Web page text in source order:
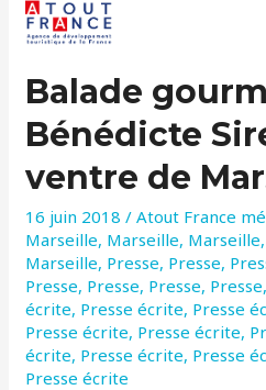
Balade
Bénédicte
ventre de
16 juin 2018 /Atout France
Marseille, Marseille, Marseille,
Marseille, Presse, Presse,
Presse, Presse, Presse, Presse,
écrite, Presse écrite, Presse
Presse écrite, Presse écrite,
écrite, Presse écrite, Presse
Presse écrite